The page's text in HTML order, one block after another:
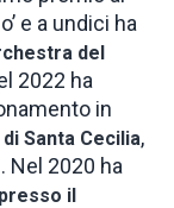
e a undici ha
del
2022 ha
in
Santa Cecilia,
Nel 2020 ha
il